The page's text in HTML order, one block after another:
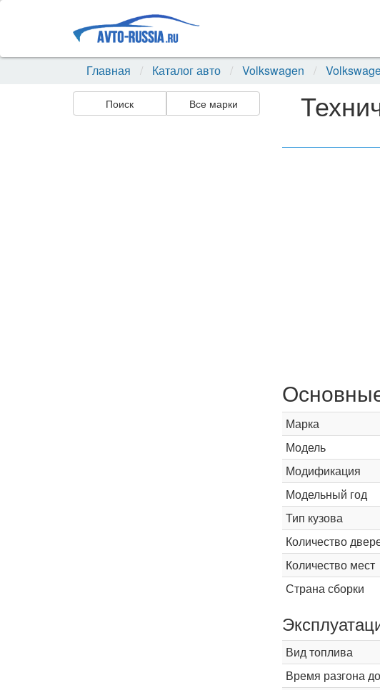
Главная Каталог авто Volkswagen
Поиск Все марки
Марка
Модель
Модификация
Модельный год
Тип кузова
Количество
Количество мест
Страна сборки
Вид топлива
Время разгона